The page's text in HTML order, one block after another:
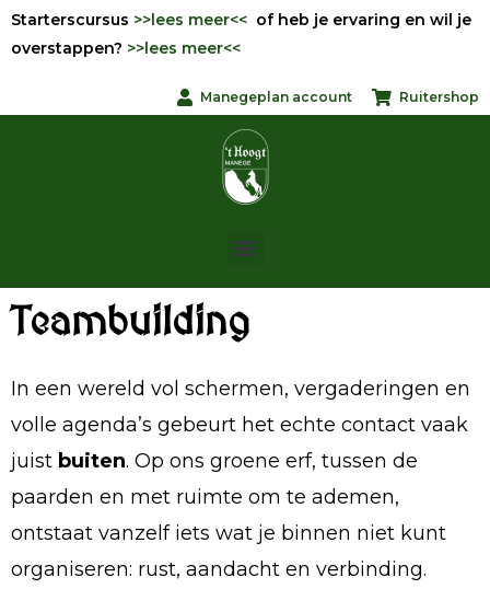
Starterscursus >>lees meer<< of heb je ervaring en wil je
overstappen? >>lees meer<<
Manegeplan account Ruitershop
Teambuilding
In een wereld vol schermen, vergaderingen en
volle agenda’s gebeurt het echte contact vaak
juist buiten. Op ons groene erf, tussen de
paarden en met ruimte om te ademen,
ontstaat vanzelf iets wat je binnen niet kunt
organiseren: rust, aandacht en verbinding.